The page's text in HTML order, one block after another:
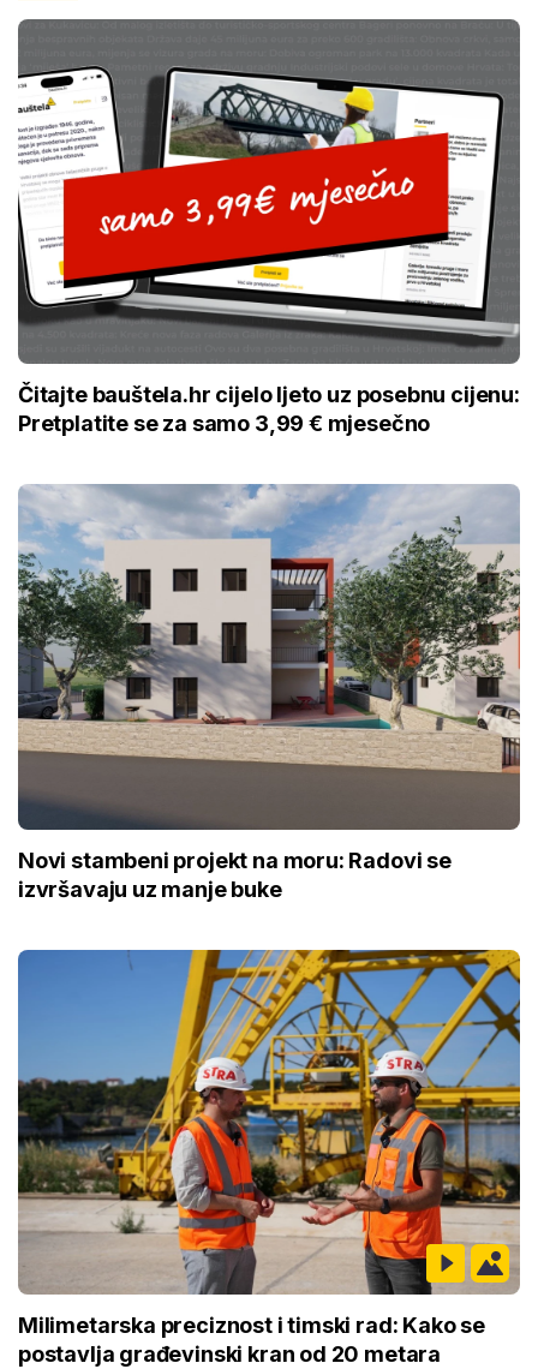
Čitajte bauštela.hr cijelo ljeto uz posebnu cijenu:
Pretplatite se za samo 3,99 € mjesečno
Novi stambeni projekt na moru: Radovi se
izvršavaju uz manje buke
Milimetarska preciznost i timski rad: Kako se
postavlja građevinski kran od 20 metara